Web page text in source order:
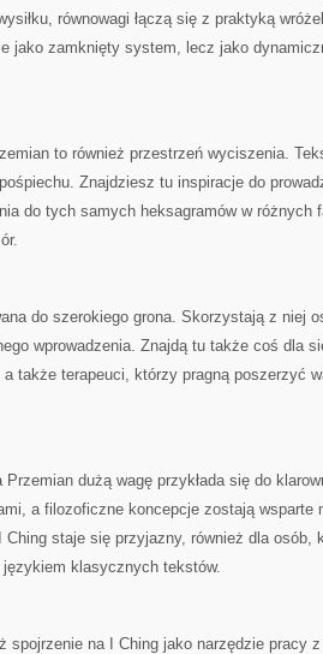
równowagi łączą się z praktyką
jako zamknięty system, lecz jako
to również przestrzeń wyciszenia.
Znajdziesz tu inspiracje do
do tych samych heksagramów w różnych
do szerokiego grona. Skorzystają z niej
wprowadzenia. Znajdą tu także coś dla
także terapeuci, którzy pragną poszerzyć
Przemian dużą wagę przykłada się do
a filozoficzne koncepcje zostają wsparte
staje się przyjazny, również dla osób,
klasycznych tekstów.
spojrzenie na I Ching jako narzędzie pracy